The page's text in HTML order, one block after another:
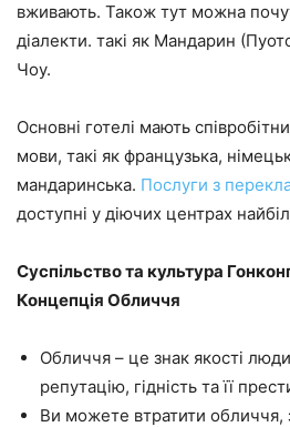
вживають. Також тут можна
діалекти. такі як Мандарин
Чоу.
Основні готелі мають
мови, такі як французька,
мандаринська. Послуги з
доступні у діючих центрах
Суспільство та культура
Концепція Обличчя
Обличчя – це знак якості
репутацію, гідність та її
Ви можете втратити обличчя,